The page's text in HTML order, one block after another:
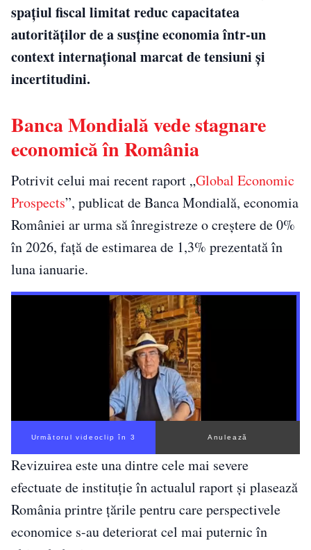
spațiul fiscal limitat reduc capacitatea
autorităților de a susține economia într-un
context internațional marcat de tensiuni și
incertitudini.
Banca Mondială vede stagnare
economică în România
Potrivit celui mai recent raport „Global Economic
Prospects”, publicat de Banca Mondială, economia
României ar urma să înregistreze o creștere de 0%
în 2026, față de estimarea de 1,3% prezentată în
luna ianuarie.
Următorul videoclip în 2 Anulează
Revizuirea este una dintre cele mai severe
efectuate de instituție în actualul raport și plasează
România printre țările pentru care perspectivele
economice s-au deteriorat cel mai puternic în